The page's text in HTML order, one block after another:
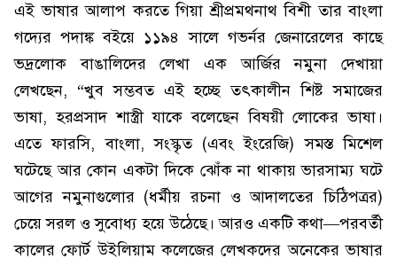
এই ভাষার আলাপ করতে গিয়া শ্রীপ্রমথনাথ বিশী তার বাংলা
গদ্যের পদাঙ্ক বইয়ে ১১৯৪ সালে গভর্নর জেনারেলের কাছে
ভদ্রলোক বাঙালিদের লেখা এক আর্জির নমুনা দেখায়া
লেখছেন, “খুব সম্ভবত এই হচ্ছে তৎকালীন শিষ্ট সমাজের
ভাষা, হরপ্রসাদ শাস্ত্রী যাকে বলেছেন বিষয়ী লোকের ভাষা।
এতে ফারসি, বাংলা, সংস্কৃত (এবং ইংরেজি) সমস্ত মিশেল
ঘটেছে আর কোন একটা দিকে ঝোঁক না থাকায় ভারসাম্য ঘটে
আগের নমুনাগুলোর (ধর্মীয় রচনা ও আদালতের চিঠিপত্রর)
চেয়ে সরল ও সুবোধ্য হয়ে উঠেছে। আরও একটি কথা—পরবর্তী
কালের ফোর্ট উইলিয়াম কলেজের লেখকদের অনেকের ভাষার